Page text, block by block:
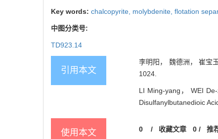
Key words: chalcopyrite, molybdenite, flotation
中图分类号:
TD923.14
引用本文
李明阳， 魏德洲， 崔宝
1024.
LI Ming-yang， WEI
Disulfanylbutanedioic
使用本文 0 / 收藏文章 0/ 推